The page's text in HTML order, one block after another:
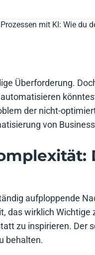
mit KI: Wie du
Überforderung.
der nicht-
von
aufploppende
das wirklich Wichtige
zu inspirieren. Der
behalten.